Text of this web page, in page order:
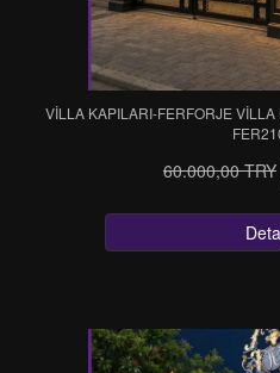
VİLLA KAPILARI-FERFORJE
60.000,00 TRY